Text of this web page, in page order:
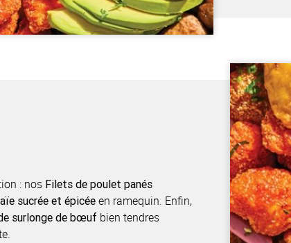
: nos Filets de poulet panés
sucrée et épicée en ramequin. Enfin,
surlonge de bœuf bien tendres